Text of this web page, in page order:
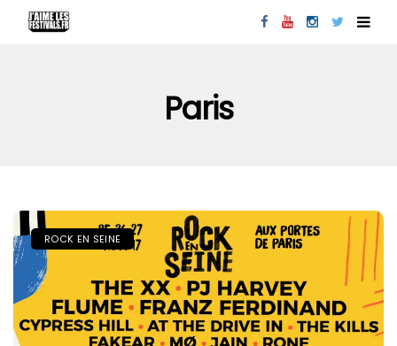
Paris
ROCK EN SEINE